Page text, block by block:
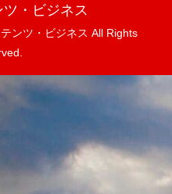
・ビジネス
ンツ・ビジネス All Rights